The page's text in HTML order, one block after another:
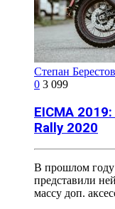
Степан Берестов
0 3 099
EICMA
Rally 2020
В прошлом
представили
массу доп.